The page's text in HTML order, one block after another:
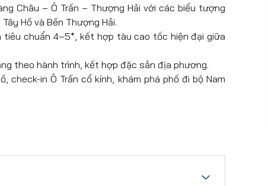
Châu – Ô Trấn – Thượng Hải với các biểu tượng
Hồ và Bến Thượng Hải.
chuẩn 4–5*, kết hợp tàu cao tốc hiện đại giữa
theo hành trình, kết hợp đặc sản địa phương.
check-in Ô Trấn cổ kính, khám phá phố đi bộ Nam